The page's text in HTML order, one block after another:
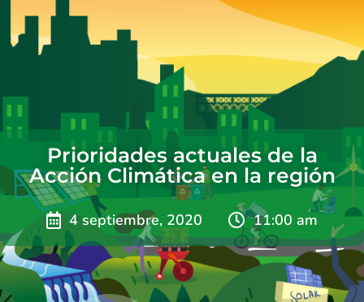
Prioridades actuales de la
Acción Climática en la región
4 septiembre, 2020 11:00 am